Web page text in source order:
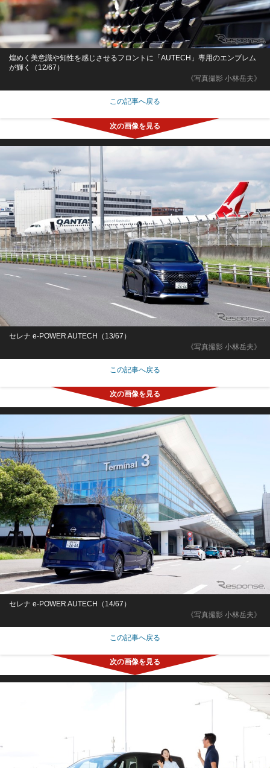
《写真撮影 小林岳夫》
煌めく美意識や知性を感じさせるフロントに「AUTECH」専用のエンブレム
が輝く（12/67）
この記事へ戻る
《写真撮影 小林岳夫》
セレナ e-POWER AUTECH（13/67）
この記事へ戻る
《写真撮影 小林岳夫》
セレナ e-POWER AUTECH（14/67）
この記事へ戻る